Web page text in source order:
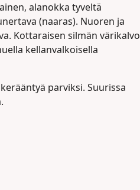
alanokka tyveltä
(naaras). Nuoren ja
Kottaraisen silmän värikalvo
kellanvalkoisella
parviksi. Suurissa